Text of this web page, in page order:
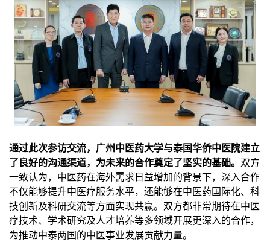
通过此次参访交流，广州中医药大学与泰国华侨中医院建立
了良好的沟通渠道，为未来的合作奠定了坚实的基础。 双方
一致认为，中医药在海外需求日益增加的背景下，深入合作
不仅能够提升中医疗服务水平，还能够在中医药国际化、科
技创新及科研交流等方面实现共赢。双方都非常期待在中医
疗技术、学术研究及人才培养等多领域开展更深入的合作，
为推动中泰两国的中医事业发展贡献力量。